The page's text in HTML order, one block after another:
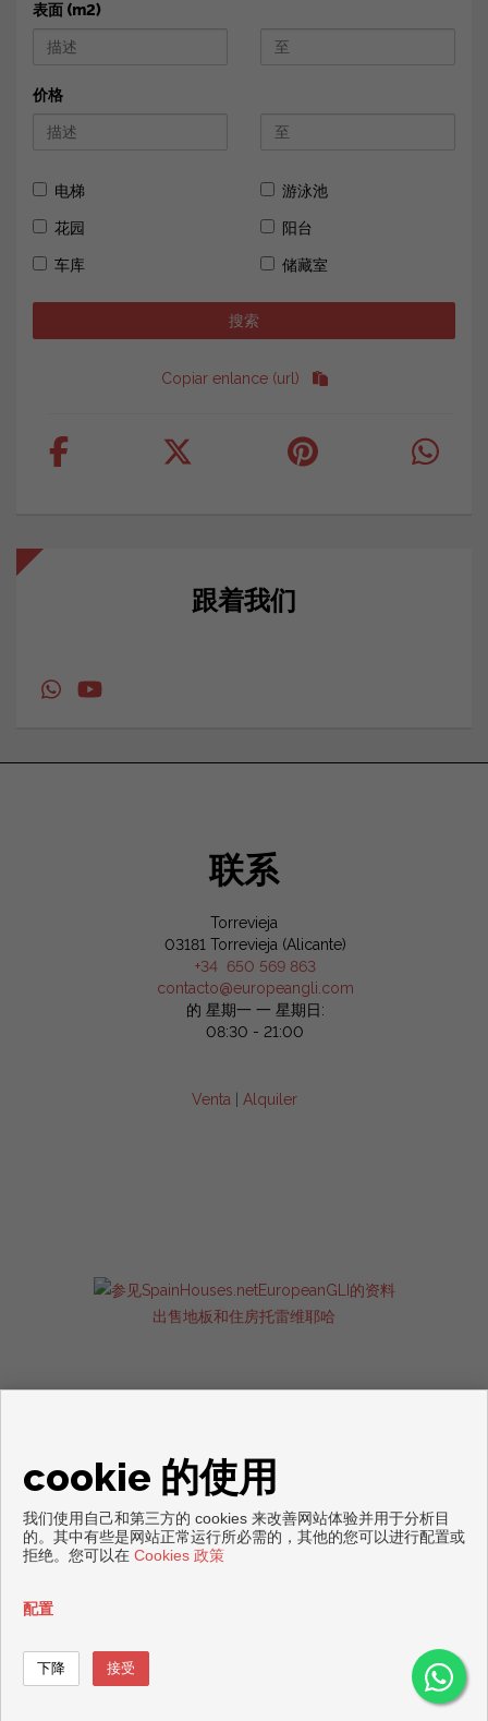
表面 (m2)
价格
电梯 游泳池
花园 阳台
车库 储藏室
Copiar enlance (url)
跟着我们
联系
Torrevieja
03181 Torrevieja (Alicante)
+34 650 569 863
contacto@europeangli.com
的 星期一 一 星期日:
08:30 - 21:00
Venta Alquiler
出售地板和住房托雷维耶哈
Copyright © 2026. 版权所有.
免责声明|数据保护政策
cookie 的使用
我们使用自己和第三方的 cookies 来改善网站体验并用于分析目
的。其中有些是网站正常运行所必需的，其他的您可以进行配置或
拒绝。您可以在 Cookies 政策
配置